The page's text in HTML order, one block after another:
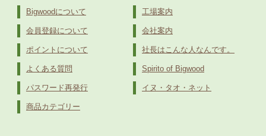
Bigwoodについて
会員登録について
ポイントについて
よくある質問
パスワード再発行
商品カテゴリー
工場案内
会社案内
社長はこんな人なんです。
Spirito of Bigwood
イヌ・タオ・ネット